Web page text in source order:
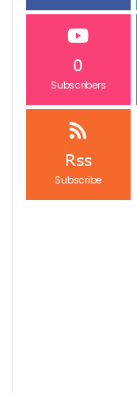
0
Subscribers
Rss
Subscribe